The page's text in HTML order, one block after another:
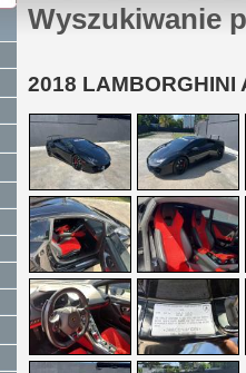
Wyszukiwanie
2018 LAMBORGHINI